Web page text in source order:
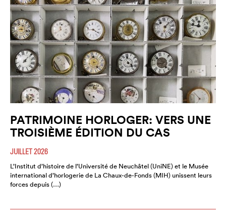
PATRIMOINE HORLOGER: VERS UNE
TROISIÈME ÉDITION DU CAS
JUILLET 2026
L’Institut d’histoire de l’Université de Neuchâtel (UniNE) et le Musée
international d’horlogerie de La Chaux-de-Fonds (MIH) unissent leurs
forces depuis (…)